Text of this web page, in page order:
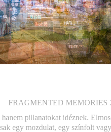
FRAGMENTED MEMORIES
pillanatokat idéznek.
egy mozdulat, egy színfolt